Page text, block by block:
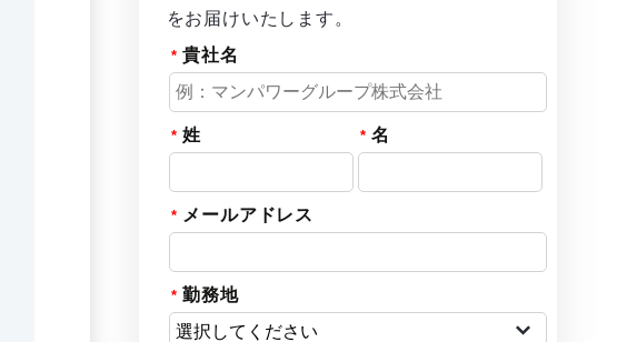
をお届けいたします。
貴社名
姓 名
メールアドレス
勤務地